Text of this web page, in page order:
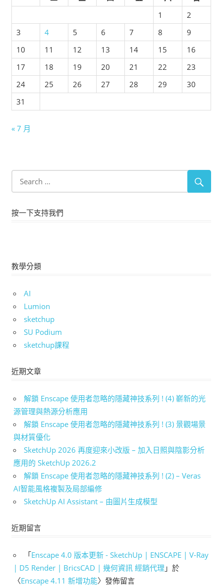
1
2
3
4 5 6 7 8
9
10
11 12 13 14 15
16
17
18 19 20 21 22
23
24
25 26 27 28 29
30
31
« 7 月
按一下支持我們
教學分類
AI
Lumion
sketchup
SU Podium
sketchup課程
近期文章
解鎖 Enscape 使用者忽略的隱藏神技系列 ! (4) 嶄新的光
源管理與熱源分析應用
解鎖 Enscape 使用者忽略的隱藏神技系列 ! (3) 景觀場景
與材質優化
SketchUp 2026 再度迎來小改版 – 加入日照與陰影分析
應用的 SketchUp 2026.2
解鎖 Enscape 使用者忽略的隱藏神技系列 ! (2) – Veras
AI智能風格複製及局部編修
SketchUp AI Assistant – 由圖片生成模型
近期留言
「Enscape 4.0 版本更新 - SketchUp | ENSCAPE | V-Ray
| D5 Render | BricsCAD | 幾何資訊 經銷代理 」於
〈Enscape 4.11 新增功能〉發佈留言